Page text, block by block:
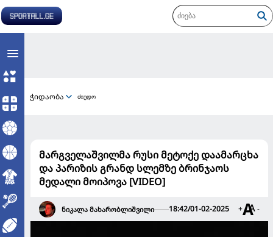
ჭიდაობა ძიუდო
მარგველაშვილმა რუსი მეტოქე დაამარცხა
და პარიზის გრანდ სლემზე ბრინჯაოს
მედალი მოიპოვა [VIDEO]
ნიკალა მახარობლიშვილი 18:42/01-02-2025 + -